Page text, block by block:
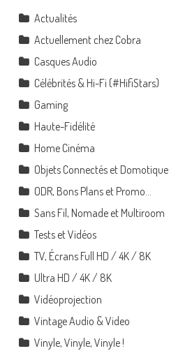
Actualités
Actuellement chez Cobra
Casques Audio
Célébrités & Hi-Fi (#HifiStars)
Gaming
Haute-Fidélité
Home Cinéma
Objets Connectés et Domotique
ODR, Bons Plans et Promo…
Sans Fil, Nomade et Multiroom
Tests et Vidéos
TV, Écrans Full HD / 4K / 8K
Ultra HD / 4K / 8K
Vidéoprojection
Vintage Audio & Video
Vinyle, Vinyle, Vinyle !